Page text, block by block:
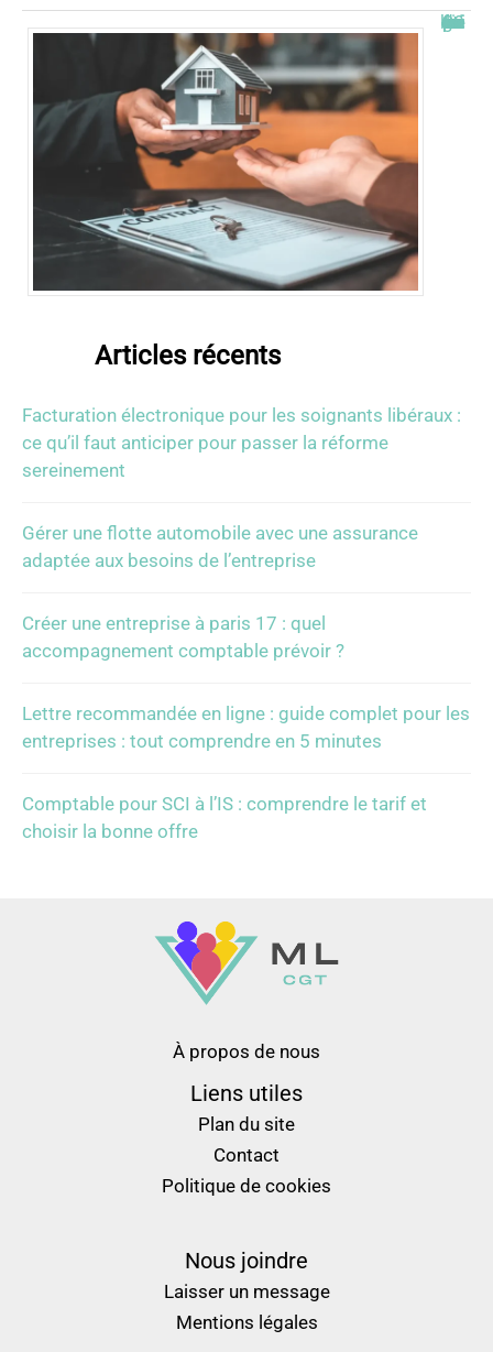
Combien de fois peut-on passer en commission logement ?
Articles récents
Facturation électronique pour les soignants libéraux :
ce qu’il faut anticiper pour passer la réforme
sereinement
Gérer une flotte automobile avec une assurance
adaptée aux besoins de l’entreprise
Créer une entreprise à paris 17 : quel
accompagnement comptable prévoir ?
Lettre recommandée en ligne : guide complet pour les
entreprises : tout comprendre en 5 minutes
Comptable pour SCI à l’IS : comprendre le tarif et
choisir la bonne offre
À propos de nous
Liens utiles
Plan du site
Contact
Politique de cookies
Nous joindre
Laisser un message
Mentions légales